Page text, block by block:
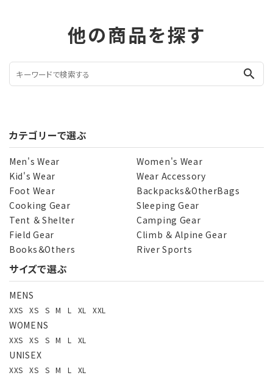
他の商品を探す
search
カテゴリーで選ぶ
Men's Wear
Women's Wear
Kid's Wear
Wear Accessory
Foot Wear
Backpacks＆OtherBags
Cooking Gear
Sleeping Gear
Tent ＆ Shelter
Camping Gear
Field Gear
Climb ＆ Alpine Gear
Books＆Others
River Sports
サイズで選ぶ
MENS
XXS XS S M L XL XXL
WOMENS
XXS XS S M L XL
UNISEX
XXS XS S M L XL